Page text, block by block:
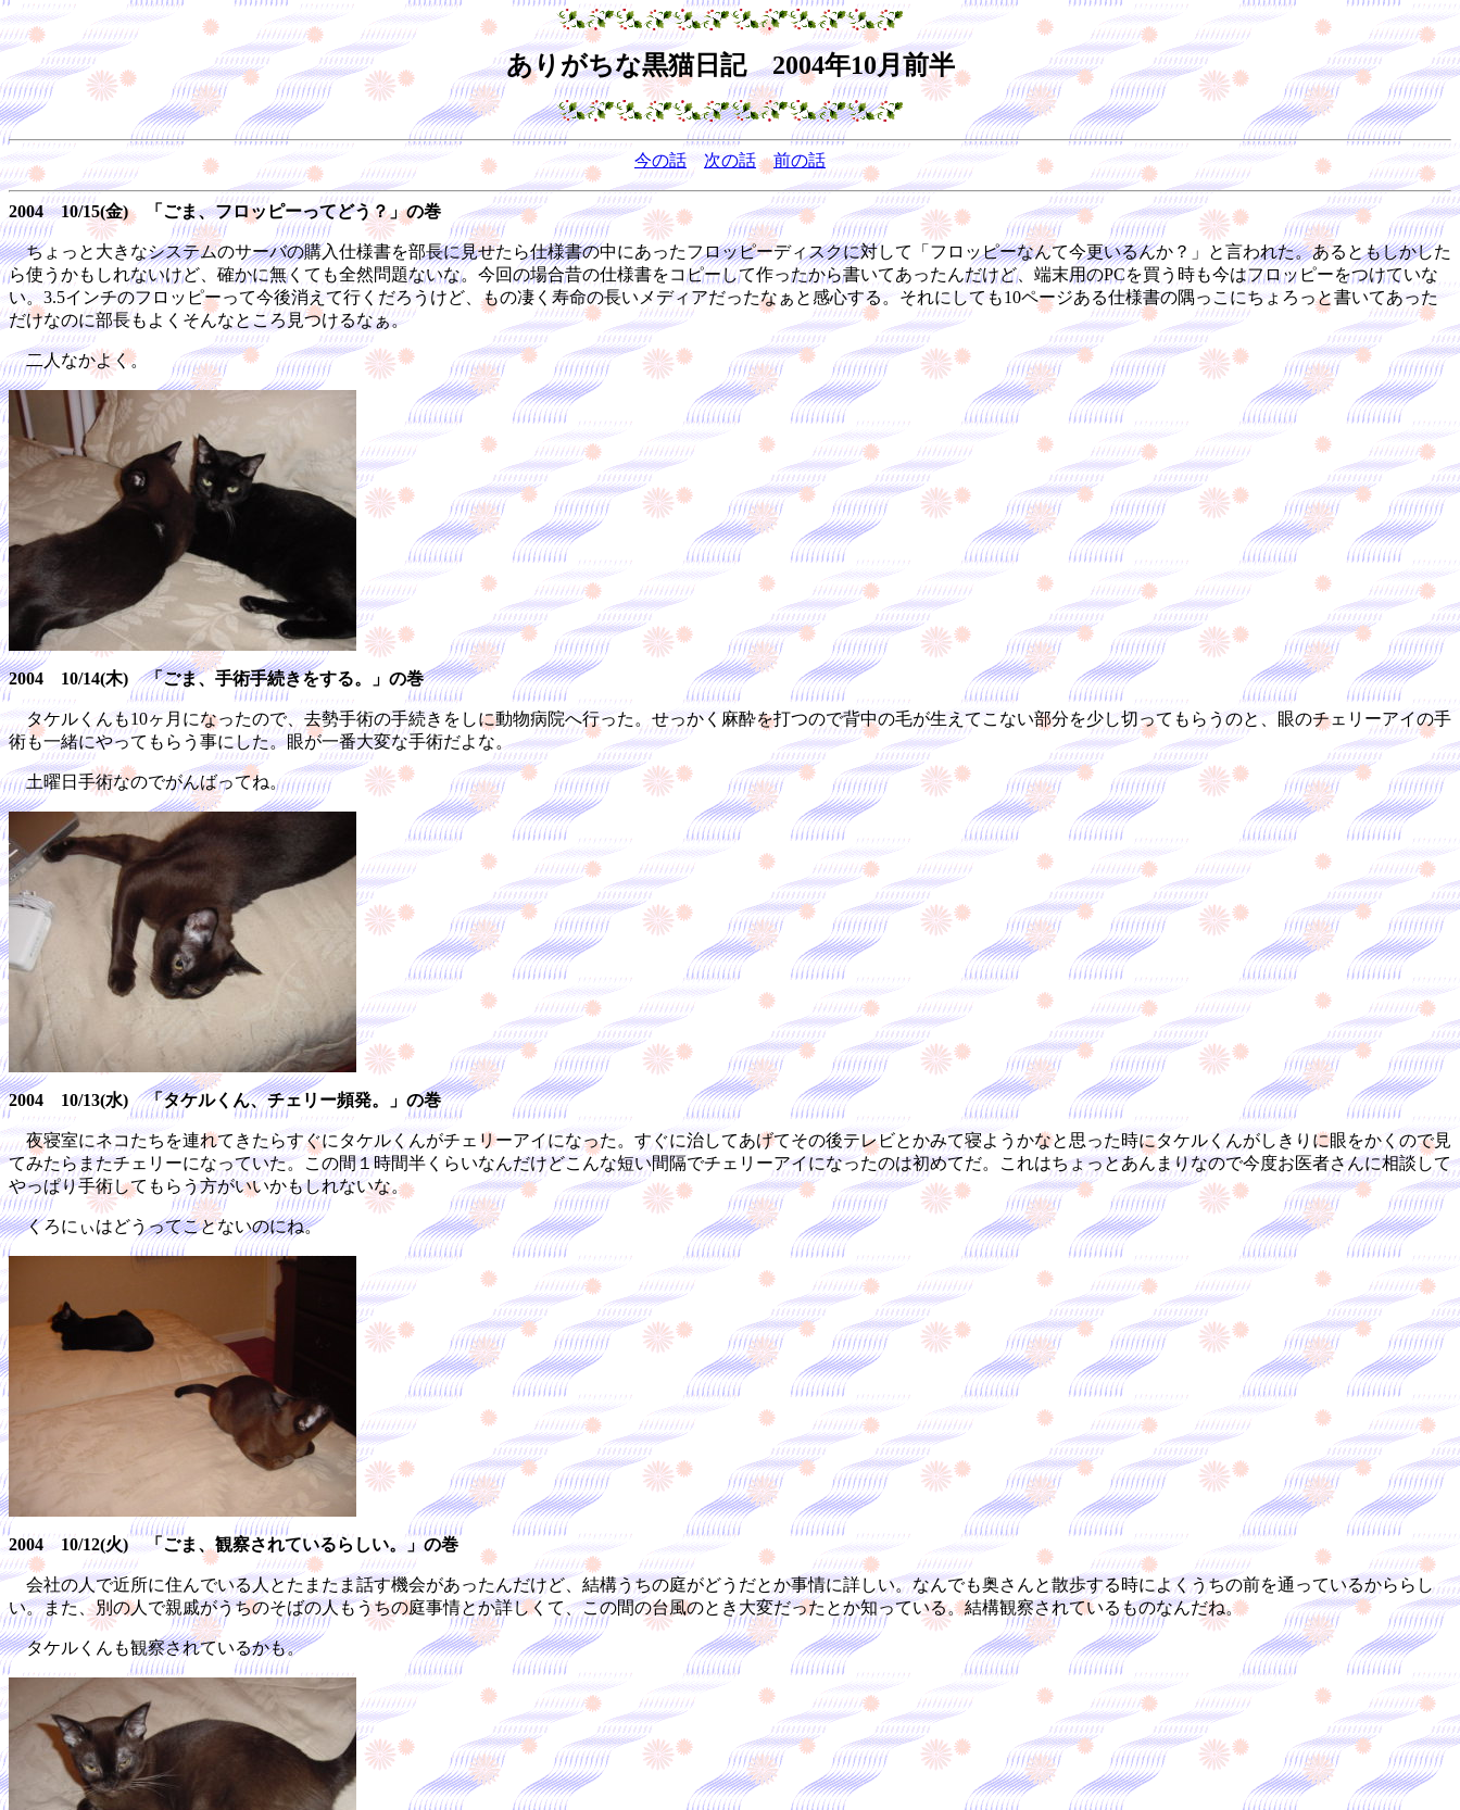
ありがちな黒猫日記 2004年10月前半
今の話 次の話 前の話
2004 10/15(金) 「ごま、フロッピーってどう？」の巻
ちょっと大きなシステムのサーバの購入仕様書を部長に見せたら仕様書の中にあったフロッピーディスクに対して「フロッピーなんて今更いるんか？」と言われた。あるともしかした
ら使うかもしれないけど、確かに無くても全然問題ないな。今回の場合昔の仕様書をコピーして作ったから書いてあったんだけど、端末用のPCを買う時も今はフロッピーをつけていな
い。3.5インチのフロッピーって今後消えて行くだろうけど、もの凄く寿命の長いメディアだったなぁと感心する。それにしても10ページある仕様書の隅っこにちょろっと書いてあった
だけなのに部長もよくそんなところ見つけるなぁ。
二人なかよく。
2004 10/14(木) 「ごま、手術手続きをする。」の巻
タケルくんも10ヶ月になったので、去勢手術の手続きをしに動物病院へ行った。せっかく麻酔を打つので背中の毛が生えてこない部分を少し切ってもらうのと、眼のチェリーアイの手
術も一緒にやってもらう事にした。眼が一番大変な手術だよな。
土曜日手術なのでがんばってね。
2004 10/13(水) 「タケルくん、チェリー頻発。」の巻
夜寝室にネコたちを連れてきたらすぐにタケルくんがチェリーアイになった。すぐに治してあげてその後テレビとかみて寝ようかなと思った時にタケルくんがしきりに眼をかくので見
てみたらまたチェリーになっていた。この間１時間半くらいなんだけどこんな短い間隔でチェリーアイになったのは初めてだ。これはちょっとあんまりなので今度お医者さんに相談して
やっぱり手術してもらう方がいいかもしれないな。
くろにぃはどうってことないのにね。
2004 10/12(火) 「ごま、観察されているらしい。」の巻
会社の人で近所に住んでいる人とたまたま話す機会があったんだけど、結構うちの庭がどうだとか事情に詳しい。なんでも奥さんと散歩する時によくうちの前を通っているかららし
い。また、別の人で親戚がうちのそばの人もうちの庭事情とか詳しくて、この間の台風のとき大変だったとか知っている。結構観察されているものなんだね。
タケルくんも観察されているかも。